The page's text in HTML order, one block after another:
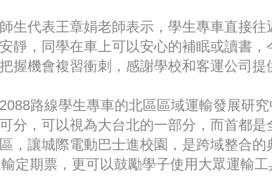
生代表王章娟老師表示，學生專車直接往
靜，同學在車上可以安心的補眠或讀書，
握機會複習衝刺，感謝學校和客運公司提
路線學生專車的北區區域運輸發展研
分，可以視為大台北的一部分，而首都
，讓城際電動巴士進校園，是跨域整合的
定期票，更可以鼓勵學子使用大眾運輸